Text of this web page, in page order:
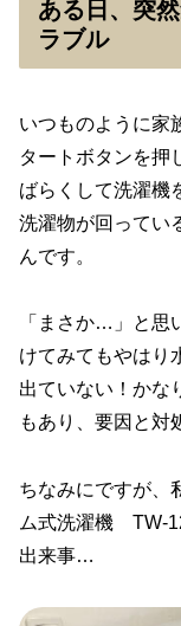
ある日、突
ラブル
いつものように家
タートボタンを押
ばらくして洗濯機
洗濯物が回ってい
んです。
「まさか…」と思
けてみてもやはり
出ていない！かな
もあり、要因と対
ちなみにですが、
ム式洗濯機 TW-
出来事…